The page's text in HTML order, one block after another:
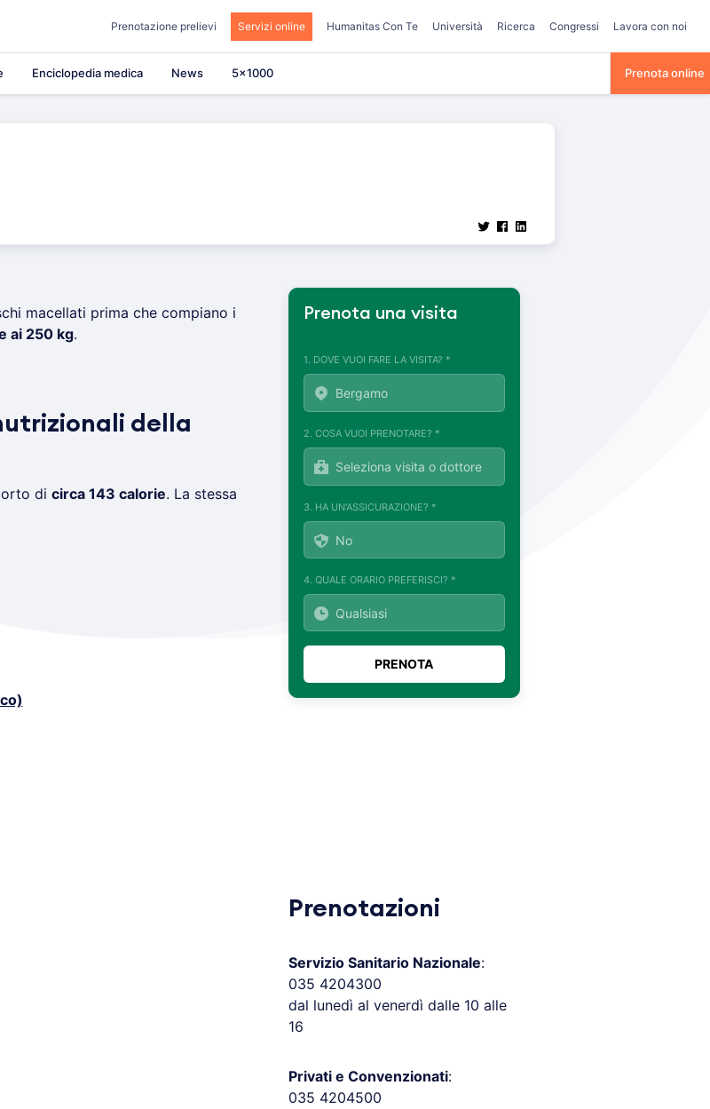
Prenotazione prelievi Servizi online Humanitas Con Te Università Ricerca Congressi Lavora con noi
Enciclopedia medica News 5×1000 Prenota online
macellati prima che compiano i
ai 250 kg.
della
di circa 143 calorie. La stessa
Prenota una visita
1. DOVE VUOI FARE LA VISITA? *
2. COSA VUOI PRENOTARE? *
3. HA UN'ASSICURAZIONE? *
4. QUALE ORARIO PREFERISCI? *
Prenotazioni
Servizio Sanitario Nazionale:
035 4204300
dal lunedì al venerdì dalle 10 alle
16
Privati e Convenzionati:
035 4204500